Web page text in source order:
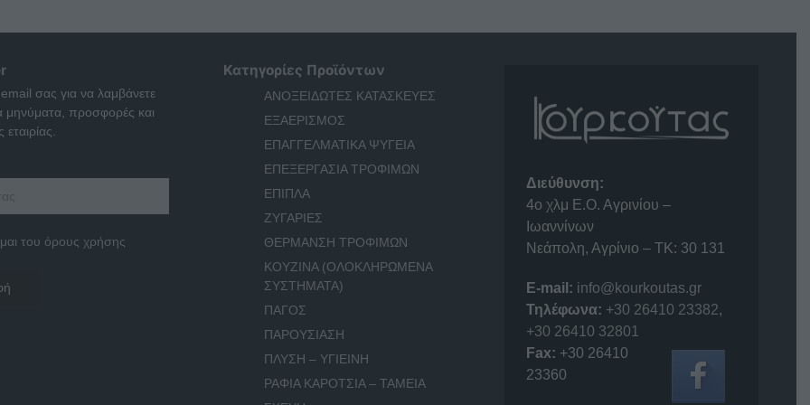
email σας για να λαμβάνετε
μηνύματα, προσφορές και
του όρους χρήσης
Κατηγορίες Προϊόντων
ΑΝΟΞΕΙΔΩΤΕΣ ΚΑΤΑΣΚΕΥΕΣ
ΕΞΑΕΡΙΣΜΟΣ
ΕΠΑΓΓΕΛΜΑΤΙΚΑ ΨΥΓΕΙΑ
ΕΠΕΞΕΡΓΑΣΙΑ ΤΡΟΦΙΜΩΝ
ΕΠΙΠΛΑ
ΖΥΓΑΡΙΕΣ
ΘΕΡΜΑΝΣΗ ΤΡΟΦΙΜΩΝ
ΚΟΥΖΙΝΑ (ΟΛΟΚΛΗΡΩΜΕΝΑ
ΣΥΣΤΗΜΑΤΑ)
ΠΑΓΟΣ
ΠΑΡΟΥΣΙΑΣΗ
ΠΛΥΣΗ – ΥΓΙΕΙΝΗ
ΡΑΦΙΑ ΚΑΡΟΤΣΙΑ – ΤΑΜΕΙΑ
Διεύθυνση:
4o χλμ Ε.Ο. Αγρινίου –
Ιωαννίνων
Νεάπολη, Αγρίνιο – ΤΚ: 30 131
E-mail: info@kourkoutas.gr
Τηλέφωνα: +30 26410 23382,
+30 26410 32801
Fax: +30 26410
23360